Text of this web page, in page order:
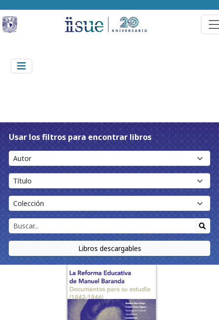
Usar los filtros para encontrar libros
Libros descargables